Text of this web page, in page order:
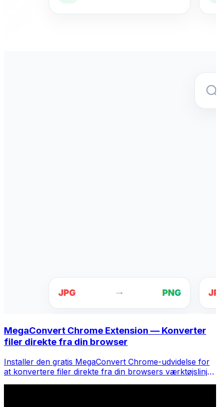
MegaConvert Chrome Extension — Konverter
filer direkte fra din browser
Installer den gratis MegaConvert Chrome-udvidelse for
at konvertere filer direkte fra din browsers værktøjslinje.